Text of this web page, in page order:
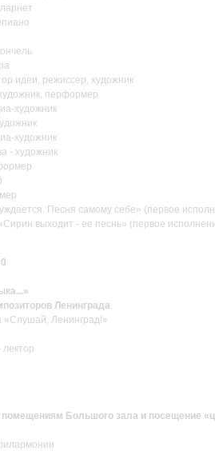
идеи, режиссер, художник
перформер
художник
художник
- художник
Песня самому себе» (первое
выходит - ее песнь» (первое
Ленинграда
«Слушай, Ленинград!»
помещениям Большого зала и посещение